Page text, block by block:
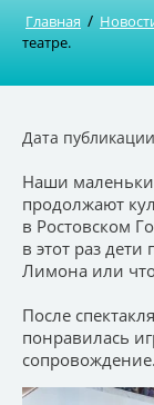
Главная /
театре.
Дата
Наши
продолжают
в Ростовском
в этот раз
Лимона или
После
понравилась
сопровождение.